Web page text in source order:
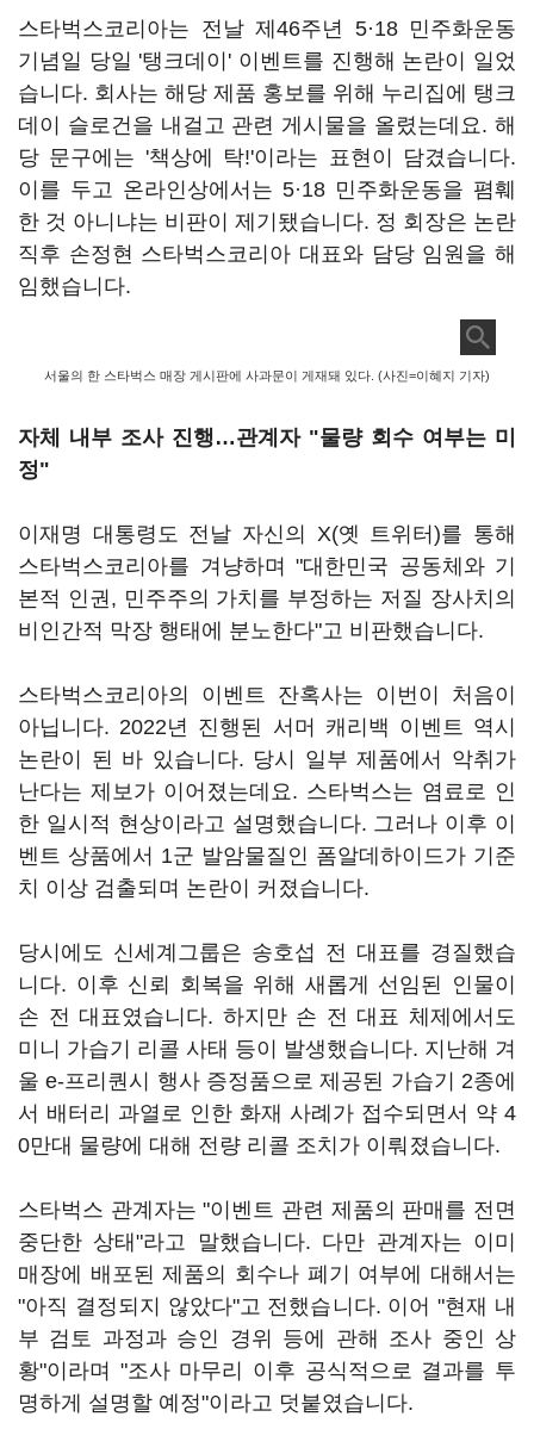
스타벅스코리아는 전날 제46주년 5·18 민주화운동
기념일 당일 '탱크데이' 이벤트를 진행해 논란이 일었
습니다. 회사는 해당 제품 홍보를 위해 누리집에 탱크
데이 슬로건을 내걸고 관련 게시물을 올렸는데요. 해
당 문구에는 '책상에 탁!'이라는 표현이 담겼습니다.
이를 두고 온라인상에서는 5·18 민주화운동을 폄훼
한 것 아니냐는 비판이 제기됐습니다. 정 회장은 논란
직후 손정현 스타벅스코리아 대표와 담당 임원을 해
임했습니다.
서울의 한 스타벅스 매장 게시판에 사과문이 게재돼 있다. (사진=이혜지 기자)
자체 내부 조사 진행…관계자 "물량 회수 여부는 미
정"
이재명 대통령도 전날 자신의 X(옛 트위터)를 통해
스타벅스코리아를 겨냥하며 "대한민국 공동체와 기
본적 인권, 민주주의 가치를 부정하는 저질 장사치의
비인간적 막장 행태에 분노한다"고 비판했습니다.
스타벅스코리아의 이벤트 잔혹사는 이번이 처음이
아닙니다. 2022년 진행된 서머 캐리백 이벤트 역시
논란이 된 바 있습니다. 당시 일부 제품에서 악취가
난다는 제보가 이어졌는데요. 스타벅스는 염료로 인
한 일시적 현상이라고 설명했습니다. 그러나 이후 이
벤트 상품에서 1군 발암물질인 폼알데하이드가 기준
치 이상 검출되며 논란이 커졌습니다.
당시에도 신세계그룹은 송호섭 전 대표를 경질했습
니다. 이후 신뢰 회복을 위해 새롭게 선임된 인물이
손 전 대표였습니다. 하지만 손 전 대표 체제에서도
미니 가습기 리콜 사태 등이 발생했습니다. 지난해 겨
울 e-프리퀀시 행사 증정품으로 제공된 가습기 2종에
서 배터리 과열로 인한 화재 사례가 접수되면서 약 4
0만대 물량에 대해 전량 리콜 조치가 이뤄졌습니다.
스타벅스 관계자는 "이벤트 관련 제품의 판매를 전면
중단한 상태"라고 말했습니다. 다만 관계자는 이미
매장에 배포된 제품의 회수나 폐기 여부에 대해서는
"아직 결정되지 않았다"고 전했습니다. 이어 "현재 내
부 검토 과정과 승인 경위 등에 관해 조사 중인 상
황"이라며 "조사 마무리 이후 공식적으로 결과를 투
명하게 설명할 예정"이라고 덧붙였습니다.